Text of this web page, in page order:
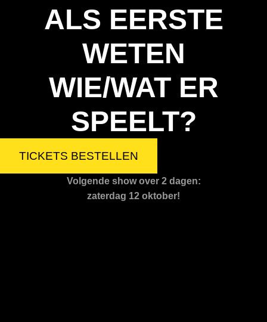
ALS EERSTE
WETEN
WIE/WAT ER
SPEELT?
TICKETS BESTELLEN
Volgende show over 2 dagen:
zaterdag 12 oktober!